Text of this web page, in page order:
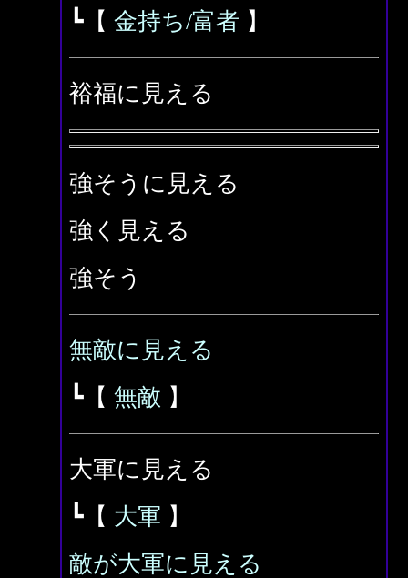
┗【 金持ち/富者 】
裕福に見える
強そうに見える
強く見える
強そう
無敵に見える
┗【 無敵 】
大軍に見える
┗【 大軍 】
敵が大軍に見える